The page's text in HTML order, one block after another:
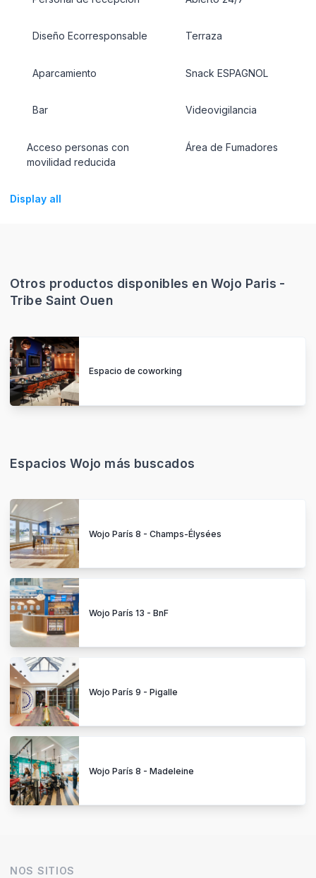
Diseño Ecorresponsable
Aparcamiento
Bar
Acceso personas con
movilidad reducida
Terraza
Snack ESPAGNOL
Videovigilancia
Área de Fumadores
Display all
Otros productos disponibles en Wojo Paris -
Tribe Saint Ouen
Espacio de coworking
Espacios Wojo más buscados
Wojo París 8 - Champs-Élysées
Wojo París 13 - BnF
Wojo París 9 - Pigalle
Wojo París 8 - Madeleine
NOS SITIOS